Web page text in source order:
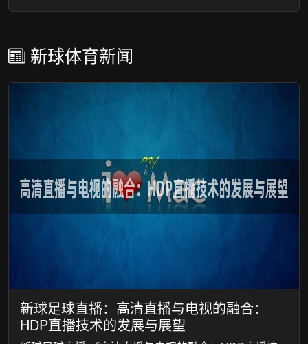
新球体育新闻
新球足球直播：高清直播与电视的融合：
HDP直播技术的发展与展望